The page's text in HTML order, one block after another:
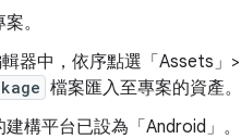
。
器中，依序點選「Assets」
檔案匯入至專案的資產。
構平台已設為「Android」 。